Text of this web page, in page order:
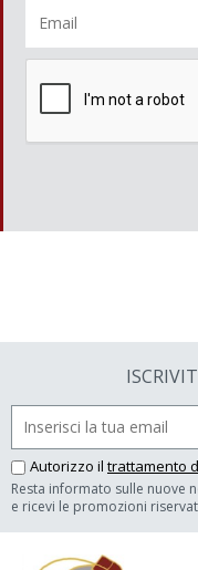
Autorizzo il trattamento
Resta informato sulle nuove
e ricevi le promozioni